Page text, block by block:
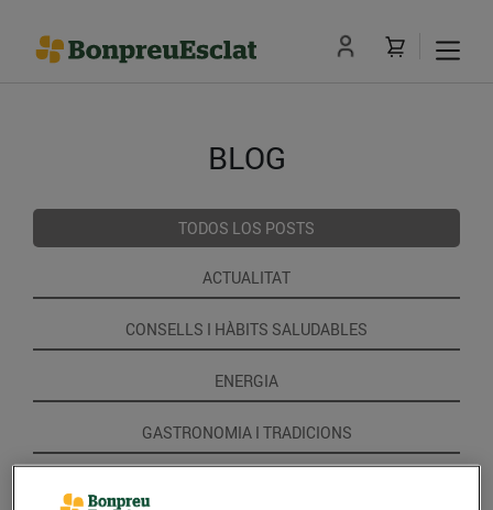
BLOG
TODOS LOS POSTS
ACTUALITAT
CONSELLS I HÀBITS SALUDABLES
ENERGIA
GASTRONOMIA I TRADICIONS